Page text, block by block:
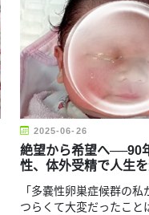
2025-06-26
絶望から希望へ──90
性、体外受精で人生
「多嚢性卵巣症候群の私
つらくて大変だったこと